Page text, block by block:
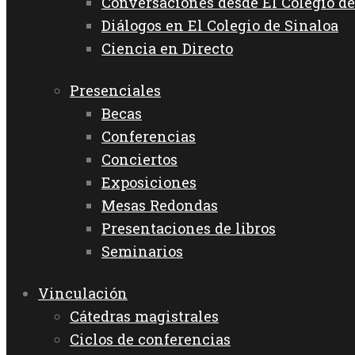
Diálogos en El Colegio de Sinaloa
Ciencia en Directo
Presenciales
Becas
Conferencias
Conciertos
Exposiciones
Mesas Redondas
Presentaciones de libros
Seminarios
Vinculación
Cátedras magistrales
Ciclos de conferencias